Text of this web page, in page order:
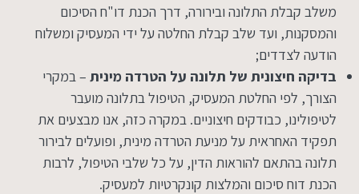
משלב קבלת התלונה ובירורה, דרך הכנת דו"ח הסיכום
והמסקנות, ועד שלב קבלת החלטה על ידי המעסיק ומשלוח
הודעה לצדדים;
בדיקה חיצונית של תלונה על הטרדה מינית – במקרי
הצורך, לפי החלטת המעסיק, הטיפול בתלונה מועבר
לטיפולינו, כבודקים חיצוניים. במקרה כזה, אנו מבצעים את
תפקיד האחראית על מניעת הטרדה מינית, ופועלים לבירור
תלונה בהתאם להוראות הדין, על כל שלבי הטיפול, לרבות
הכנת דוח סיכום והמלצות קונקרטיות למעסיק.